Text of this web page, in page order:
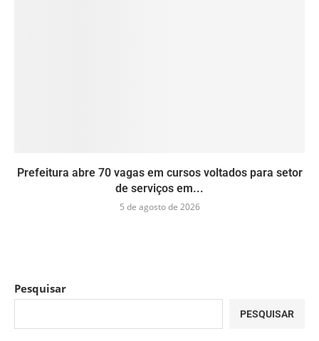
Prefeitura abre 70 vagas em cursos voltados para setor
de serviços em...
5 de agosto de 2026
Pesquisar
PESQUISAR